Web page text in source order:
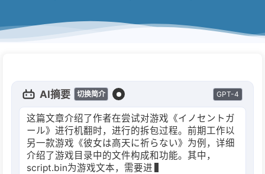
AI摘要 切换简介 GPT-4
这篇文章介绍了作者在尝试对游戏《イノセントガ
ール》进行机翻时，进行的拆包过程。前期工作以
另一款游戏《彼女は高天に祈らない》为例，详细
介绍了游戏目录中的文件构成和功能。其中，
script.bin为游戏文本，需要进行两层拆包。作